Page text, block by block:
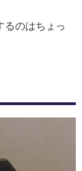
るのはちょっ